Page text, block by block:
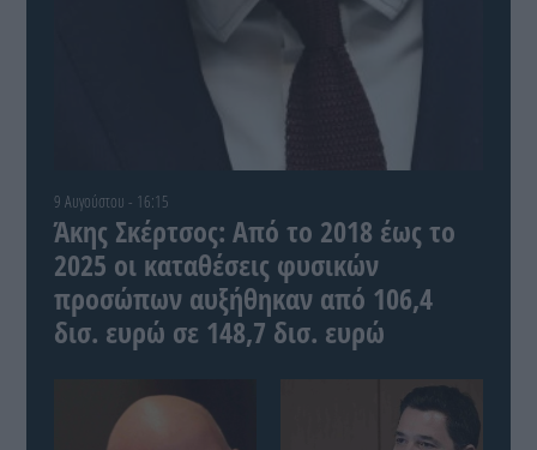
9 Αυγούστου - 16:15
Άκης Σκέρτσος: Από το 2018 έως το
2025 οι καταθέσεις φυσικών
προσώπων αυξήθηκαν από 106,4
δισ. ευρώ σε 148,7 δισ. ευρώ